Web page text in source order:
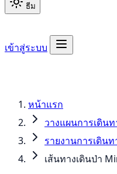
ธีม
เข้าสู่ระบบ
หน้าแรก
วางแผนการเดินท
รายงานการเดินท
เส้นทางเดินป่า